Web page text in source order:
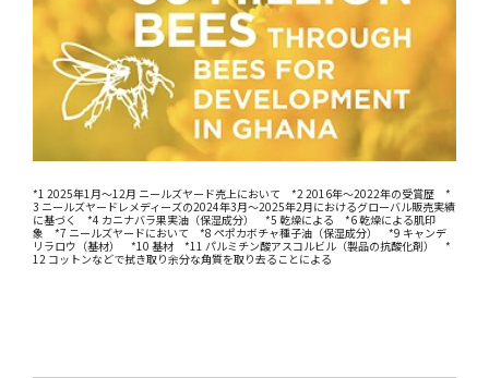
*1 2025年1月～12月 ニールズヤード売上において *2 2016年～2022年の受賞歴 *
3 ニールズヤードレメディーズの2024年3月～2025年2月におけるグローバル販売実績
に基づく *4 カニナバラ果実油（保湿成分） *5 乾燥による *6 乾燥による肌印
象 *7 ニールズヤードにおいて *8 ペポカボチャ種子油（保湿成分） *9 キャンデ
リラロウ（基材） *10 基材 *11 パルミチン酸アスコルビル（製品の抗酸化剤） *
12 コットンなどで拭き取り余分な角質を取り去ることによる